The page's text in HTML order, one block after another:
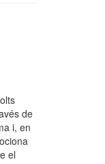
de
i, en
el